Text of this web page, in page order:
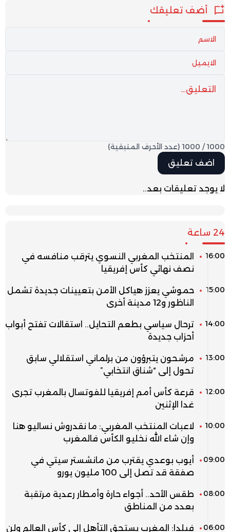
أضف تعليقك
1000
/
1000 (عدد الأحرف المتبقية)
لا يوجد تعليقات بعد..
24 ساعة
16:00
المنتخب المغربي النسوي يترقب منافسه في
نصف نهائي كأس إفريقيا
15:00
حموشي يعزز هياكل الأمن بتعيينات جديدة تشمل
الناظور و12 مدينة أخرى
14:00
ترحال سياسي بطعم التحايل.. استقالات تفتح أبواب
أحزاب جديدة
13:00
مرشحون يتبرؤون من برلماني استقلالي سابق
تحول إلى “شناق انتخابي”
12:00
قرعة كأس أمم إفريقيا للفوتسال بالمغرب تجرى
غدا الإثنين
10:00
لاعبات المنتخب المغربي: ما نقدروش نساليو هنا
وإن شاء الله نخليو الكأس فالمغرب
09:00
أيوب بوعدي يقترب من مانشستر سيتي في
صفقة قد تصل إلى 100 مليون يورو
08:00
طقس الأحد.. أجواء حارة وأمطار رعدية مرتقبة
بعدد من المناطق
06:00
فيلدا: المغرب يستحق التأهل إلى كأس العالم ولن